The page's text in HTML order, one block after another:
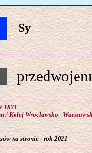
Sy
1871
/ Kolej Wrocławsko -
na stronie - rok 2021